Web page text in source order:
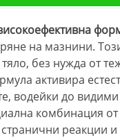
на мазнини.
без нужда от
активира
водейки до видими
комбинация от
реакции и